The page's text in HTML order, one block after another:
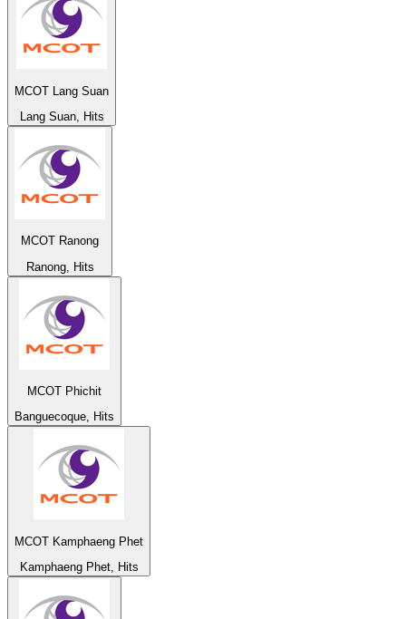
MCOT Lang Suan
Lang Suan, Hits
MCOT Ranong
Ranong, Hits
MCOT Phichit
Banguecoque, Hits
MCOT Kamphaeng Phet
Kamphaeng Phet, Hits